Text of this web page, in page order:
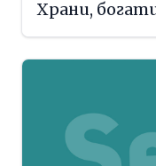
Храни,